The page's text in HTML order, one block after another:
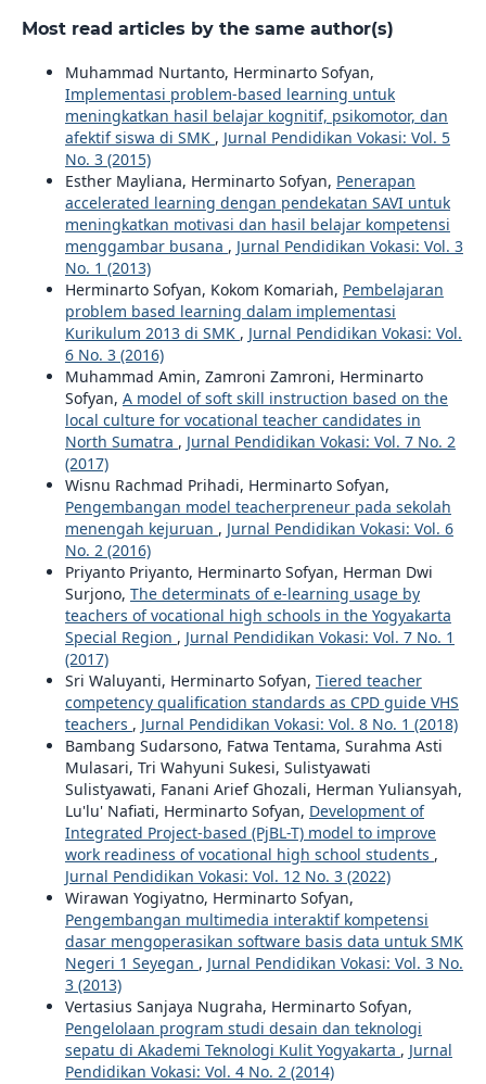
Most read articles by the same author(s)
Muhammad Nurtanto, Herminarto Sofyan,
Implementasi problem-based learning untuk
meningkatkan hasil belajar kognitif, psikomotor, dan
afektif siswa di SMK , Jurnal Pendidikan Vokasi: Vol. 5
No. 3 (2015)
Esther Mayliana, Herminarto Sofyan, Penerapan
accelerated learning dengan pendekatan SAVI untuk
meningkatkan motivasi dan hasil belajar kompetensi
menggambar busana , Jurnal Pendidikan Vokasi: Vol. 3
No. 1 (2013)
Herminarto Sofyan, Kokom Komariah, Pembelajaran
problem based learning dalam implementasi
Kurikulum 2013 di SMK , Jurnal Pendidikan Vokasi: Vol.
6 No. 3 (2016)
Muhammad Amin, Zamroni Zamroni, Herminarto
Sofyan, A model of soft skill instruction based on the
local culture for vocational teacher candidates in
North Sumatra , Jurnal Pendidikan Vokasi: Vol. 7 No. 2
(2017)
Wisnu Rachmad Prihadi, Herminarto Sofyan,
Pengembangan model teacherpreneur pada sekolah
menengah kejuruan , Jurnal Pendidikan Vokasi: Vol. 6
No. 2 (2016)
Priyanto Priyanto, Herminarto Sofyan, Herman Dwi
Surjono, The determinats of e-learning usage by
teachers of vocational high schools in the Yogyakarta
Special Region , Jurnal Pendidikan Vokasi: Vol. 7 No. 1
(2017)
Sri Waluyanti, Herminarto Sofyan, Tiered teacher
competency qualification standards as CPD guide VHS
teachers , Jurnal Pendidikan Vokasi: Vol. 8 No. 1 (2018)
Bambang Sudarsono, Fatwa Tentama, Surahma Asti
Mulasari, Tri Wahyuni Sukesi, Sulistyawati
Sulistyawati, Fanani Arief Ghozali, Herman Yuliansyah,
Lu'lu' Nafiati, Herminarto Sofyan, Development of
Integrated Project-based (PjBL-T) model to improve
work readiness of vocational high school students ,
Jurnal Pendidikan Vokasi: Vol. 12 No. 3 (2022)
Wirawan Yogiyatno, Herminarto Sofyan,
Pengembangan multimedia interaktif kompetensi
dasar mengoperasikan software basis data untuk SMK
Negeri 1 Seyegan , Jurnal Pendidikan Vokasi: Vol. 3 No.
3 (2013)
Vertasius Sanjaya Nugraha, Herminarto Sofyan,
Pengelolaan program studi desain dan teknologi
sepatu di Akademi Teknologi Kulit Yogyakarta , Jurnal
Pendidikan Vokasi: Vol. 4 No. 2 (2014)